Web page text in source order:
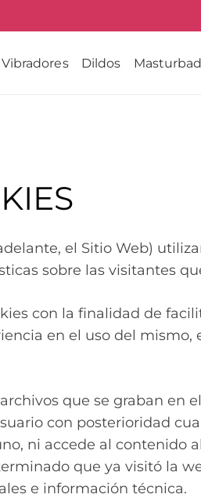
Vibradores Dildos
el Sitio Web)
sobre las visitantes
con la finalidad de
en el uso del
que se graban
con posterioridad
ni accede al contenido
que ya visitó la
e información técnica.